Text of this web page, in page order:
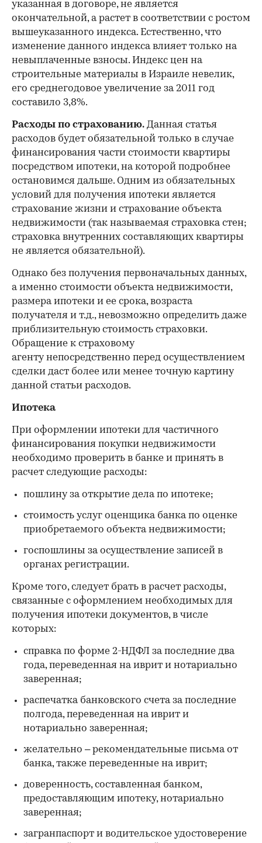
указанная в договоре, не является
окончательной, а растет в соответствии с ростом
вышеуказанного индекса. Естественно, что
изменение данного индекса влияет только на
невыплаченные взносы. Индекс цен на
строительные материалы в Израиле невелик,
его среднегодовое увеличение за 2011 год
составило 3,8%.
Расходы по страхованию. Данная статья
расходов будет обязательной только в случае
финансирования части стоимости квартиры
посредством ипотеки, на которой подробнее
остановимся дальше. Одним из обязательных
условий для получения ипотеки является
страхование жизни и страхование объекта
недвижимости (так называемая страховка стен;
страховка внутренних составляющих квартиры
не является обязательной).
Однако без получения первоначальных данных,
а именно стоимости объекта недвижимости,
размера ипотеки и ее срока, возраста
получателя и т.д., невозможно определить даже
приблизительную стоимость страховки.
Обращение к страховому
агенту непосредственно перед осуществлением
сделки даст более или менее точную картину
данной статьи расходов.
Ипотека
При оформлении ипотеки для частичного
финансирования покупки недвижимости
необходимо проверить в банке и принять в
расчет следующие расходы:
пошлину за открытие дела по ипотеке;
стоимость услуг оценщика банка по оценке
приобретаемого объекта недвижимости;
госпошлины за осуществление записей в
органах регистрации.
Кроме того, следует брать в расчет расходы,
связанные с оформлением необходимых для
получения ипотеки документов, в числе
которых:
справка по форме 2-НДФЛ за последние два
года, переведенная на иврит и нотариально
заверенная;
распечатка банковского счета за последние
полгода, переведенная на иврит и
нотариально заверенная;
желательно – рекомендательные письма от
банка, также переведенные на иврит;
доверенность, составленная банком,
предоставляющим ипотеку, нотариально
заверенная;
загранпаспорт и водительское удостоверение